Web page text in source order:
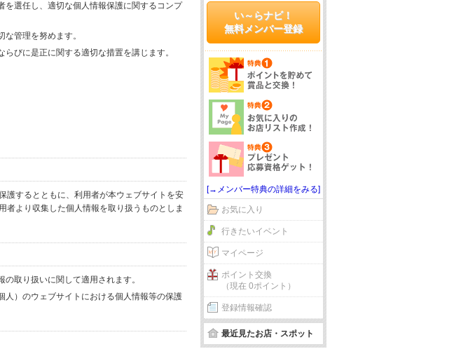
を選任し、適切な個人情報保護に関するコンプ
管理を努めます。
びに是正に関する適切な措置を講じます。
護するとともに、利用者が本ウェブサイトを安
より収集した個人情報を取り扱うものとしま
取り扱いに関して適用されます。
）のウェブサイトにおける個人情報等の保護
い～らナビ！
無料メンバー登録
[→メンバー特典の詳細をみる]
お気に入り
行きたいイベント
マイページ
ポイント交換
（現在 0ポイント）
登録情報確認
最近見たお店・スポット